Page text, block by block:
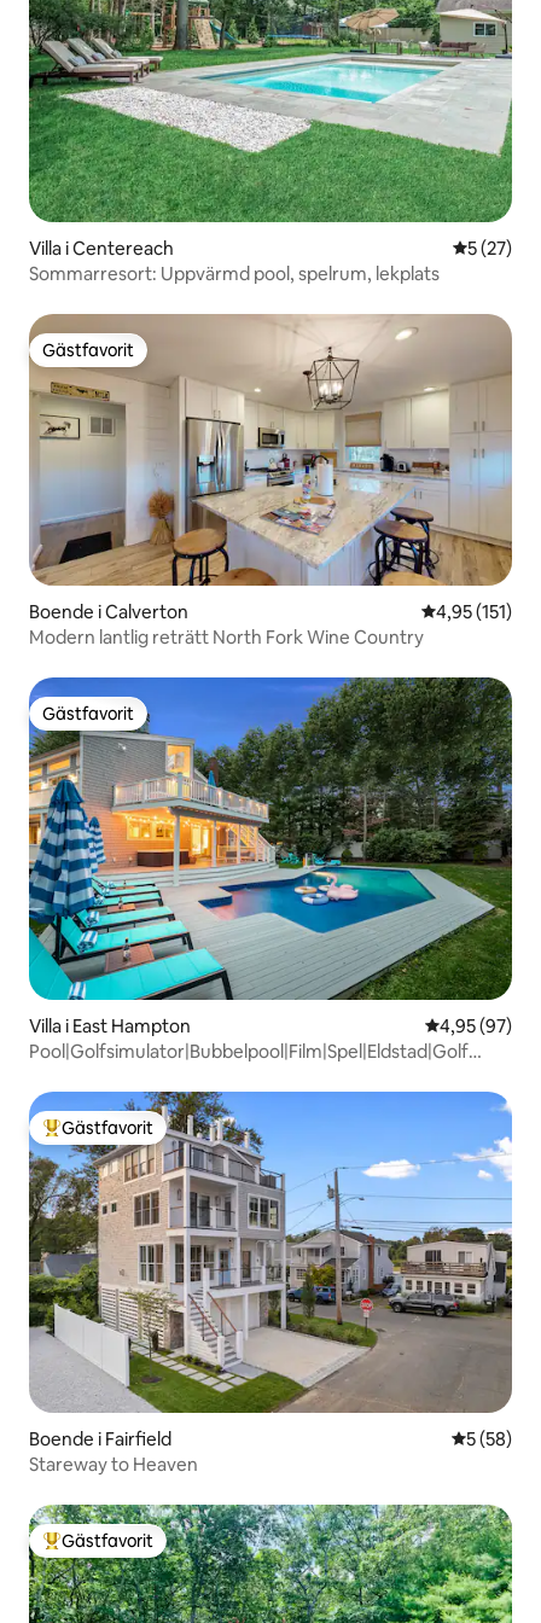
Villa i Centereach 5 av 5 i
5 (27)
Sommarresort: Uppvärmd pool, spelrum, lekplats
Gästfavorit
Gästfavorit
Boende i Calverton 4,95 av 5 i
4,95 (151)
Modern lantlig reträtt North Fork Wine Country
Gästfavorit
Gästfavorit
Villa i East Hampton 4,95 av 5 i
4,95 (97)
Pool|Golfsimulator|Bubbelpool|Film|Spel|Eldstad|Golf
Populär gästfavorit
Gästfavorit
Boende i Fairfield 5 av 5 i
5 (58)
Stareway to Heaven
Populär gästfavorit
Gästfavorit